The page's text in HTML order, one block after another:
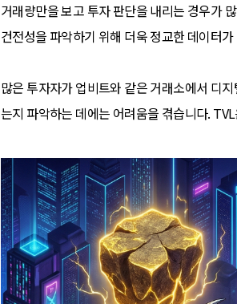
거래량만을 보고 투자 판단을 내리는 경우가
건전성을 파악하기 위해 더욱 정교한 데이터
많은 투자자가 업비트와 같은 거래소에서 디
는지 파악하는 데에는 어려움을 겪습니다.